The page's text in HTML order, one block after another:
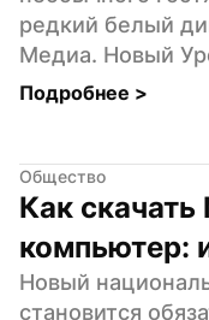
редкий белый
Медиа. Новый
Подробнее >
Общество
Как скачать
компьютер:
Новый
становится